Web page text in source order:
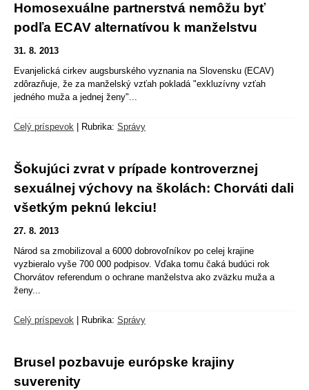
Homosexuálne partnerstvá nemôžu byť
podľa ECAV alternatívou k manželstvu
31. 8. 2013
Evanjelická cirkev augsburského vyznania na Slovensku (ECAV)
zdôrazňuje, že za manželský vzťah pokladá "exkluzívny vzťah
jedného muža a jednej ženy"...
Celý príspevok Rubrika: Správy
Šokujúci zvrat v prípade kontroverznej
sexuálnej výchovy na školách: Chorváti dali
všetkým peknú lekciu!
27. 8. 2013
Národ sa zmobilizoval a 6000 dobrovoľníkov po celej krajine
vyzbieralo vyše 700 000 podpisov. Vďaka tomu čaká budúci rok
Chorvátov referendum o ochrane manželstva ako zväzku muža a
ženy...
Celý príspevok Rubrika: Správy
Brusel pozbavuje európske krajiny
suverenity